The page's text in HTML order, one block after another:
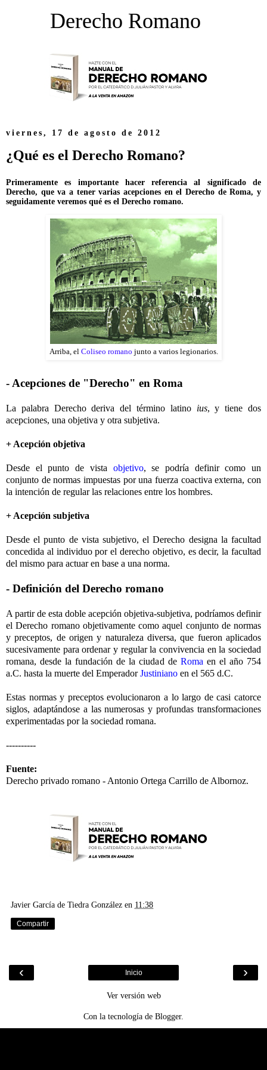
Derecho Romano
viernes, 17 de agosto de 2012
¿Qué es el Derecho Romano?
Primeramente es importante hacer referencia al significado de
Derecho, que va a tener varias acepciones en el Derecho de Roma, y
seguidamente veremos qué es el Derecho romano.
Arriba, el Coliseo romano junto a varios legionarios.
- Acepciones de "Derecho" en Roma
La palabra Derecho deriva del término latino ius, y tiene dos
acepciones, una objetiva y otra subjetiva.
+ Acepción objetiva
Desde el punto de vista objetivo, se podría definir como un
conjunto de normas impuestas por una fuerza coactiva externa, con
la intención de regular las relaciones entre los hombres.
+ Acepción subjetiva
Desde el punto de vista subjetivo, el Derecho designa la facultad
concedida al individuo por el derecho objetivo, es decir, la facultad
del mismo para actuar en base a una norma.
- Definición del Derecho romano
A partir de esta doble acepción objetiva-subjetiva, podríamos definir
el Derecho romano objetivamente como aquel conjunto de normas
y preceptos, de origen y naturaleza diversa, que fueron aplicados
sucesivamente para ordenar y regular la convivencia en la sociedad
romana, desde la fundación de la ciudad de Romaen el año 754
a.C. hasta la muerte del EmperadorJustiniano en el 565 d.C.
Estas normas y preceptos evolucionaron a lo largo de casi catorce
siglos, adaptándose a las numerosas y profundas transformaciones
experimentadas por la sociedad romana.
----------
Fuente:
Derecho privado romano - Antonio Ortega Carrillo de Albornoz.
Javier García de Tiedra González en 11:38
Compartir
‹ ›
Inicio
Ver versión web
Con la tecnología de Blogger.